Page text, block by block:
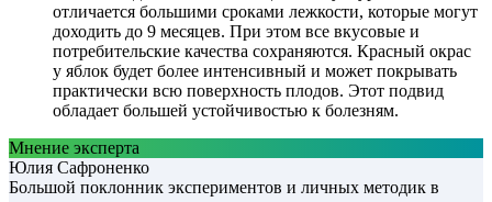
отличается большими сроками лежкости, которые могут
доходить до 9 месяцев. При этом все вкусовые и
потребительские качества сохраняются. Красный окрас
у яблок будет более интенсивный и может покрывать
практически всю поверхность плодов. Этот подвид
обладает большей устойчивостью к болезням.
Мнение эксперта
Юлия Сафроненко
Большой поклонник экспериментов и личных методик в